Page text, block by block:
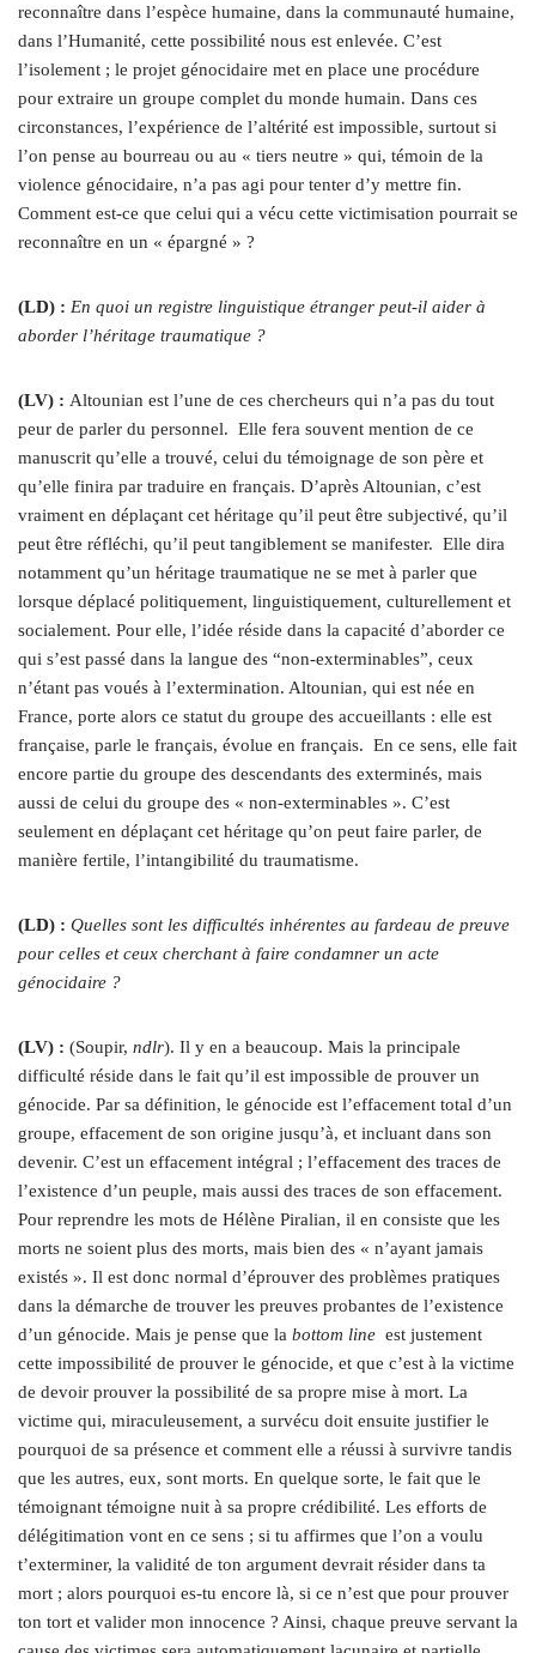
reconnaître dans l’espèce humaine, dans la communauté humaine,
dans l’Humanité, cette possibilité nous est enlevée. C’est
l’isolement ; le projet génocidaire met en place une procédure
pour extraire un groupe complet du monde humain. Dans ces
circonstances, l’expérience de l’altérité est impossible, surtout si
l’on pense au bourreau ou au « tiers neutre » qui, témoin de la
violence génocidaire, n’a pas agi pour tenter d’y mettre fin.
Comment est-ce que celui qui a vécu cette victimisation pourrait se
reconnaître en un « épargné » ?
(LD) : En quoi un registre linguistique étranger peut-il aider à
aborder l’héritage traumatique ?
(LV) : Altounian est l’une de ces chercheurs qui n’a pas du tout
peur de parler du personnel. Elle fera souvent mention de ce
manuscrit qu’elle a trouvé, celui du témoignage de son père et
qu’elle finira par traduire en français. D’après Altounian, c’est
vraiment en déplaçant cet héritage qu’il peut être subjectivé, qu’il
peut être réfléchi, qu’il peut tangiblement se manifester. Elle dira
notamment qu’un héritage traumatique ne se met à parler que
lorsque déplacé politiquement, linguistiquement, culturellement et
socialement. Pour elle, l’idée réside dans la capacité d’aborder ce
qui s’est passé dans la langue des “non-exterminables”, ceux
n’étant pas voués à l’extermination. Altounian, qui est née en
France, porte alors ce statut du groupe des accueillants : elle est
française, parle le français, évolue en français. En ce sens, elle fait
encore partie du groupe des descendants des exterminés, mais
aussi de celui du groupe des « non-exterminables ». C’est
seulement en déplaçant cet héritage qu’on peut faire parler, de
manière fertile, l’intangibilité du traumatisme.
(LD) : Quelles sont les difficultés inhérentes au fardeau de preuve
pour celles et ceux cherchant à faire condamner un acte
génocidaire ?
(LV) : (Soupir, ndlr). Il y en a beaucoup. Mais la principale
difficulté réside dans le fait qu’il est impossible de prouver un
génocide. Par sa définition, le génocide est l’effacement total d’un
groupe, effacement de son origine jusqu’à, et incluant dans son
devenir. C’est un effacement intégral ; l’effacement des traces de
l’existence d’un peuple, mais aussi des traces de son effacement.
Pour reprendre les mots de Hélène Piralian, il en consiste que les
morts ne soient plus des morts, mais bien des « n’ayant jamais
existés ». Il est donc normal d’éprouver des problèmes pratiques
dans la démarche de trouver les preuves probantes de l’existence
d’un génocide. Mais je pense que la bottom line est justement
cette impossibilité de prouver le génocide, et que c’est à la victime
de devoir prouver la possibilité de sa propre mise à mort. La
victime qui, miraculeusement, a survécu doit ensuite justifier le
pourquoi de sa présence et comment elle a réussi à survivre tandis
que les autres, eux, sont morts. En quelque sorte, le fait que le
témoignant témoigne nuit à sa propre crédibilité. Les efforts de
délégitimation vont en ce sens ; si tu affirmes que l’on a voulu
t’exterminer, la validité de ton argument devrait résider dans ta
mort ; alors pourquoi es-tu encore là, si ce n’est que pour prouver
ton tort et valider mon innocence ? Ainsi, chaque preuve servant la